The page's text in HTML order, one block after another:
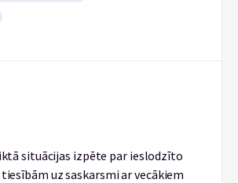
situācijas izpēte par ieslodzīto
uz saskarsmi ar vecākiem